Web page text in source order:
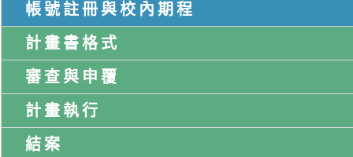
帳號註冊與校內期程
計畫書格式
審查與申覆
計畫執行
結案